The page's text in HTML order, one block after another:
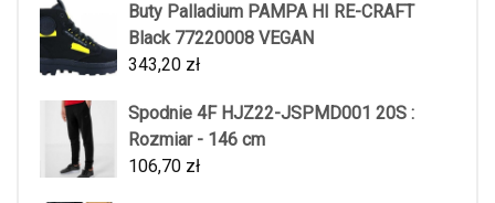
Buty Palladium PAMPA HI RE-CRAFT
Black 77220008 VEGAN
343,20 zł
Spodnie 4F HJZ22-JSPMD001 20S :
Rozmiar - 146 cm
106,70 zł